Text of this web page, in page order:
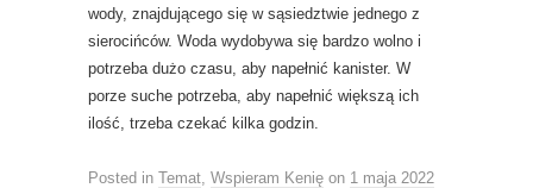
wody, znajdującego się w sąsiedztwie jednego z
sierocińców. Woda wydobywa się bardzo wolno i
potrzeba dużo czasu, aby napełnić kanister. W
porze suche potrzeba, aby napełnić większą ich
ilość, trzeba czekać kilka godzin.
Posted in Temat Wspieram Kenię on 1 maja 2022